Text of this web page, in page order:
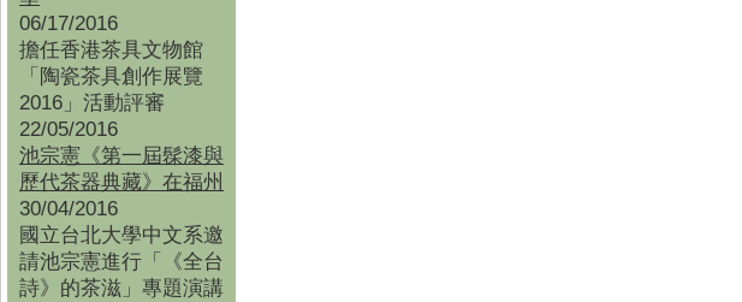
06/17/2016
擔任香港茶具文物館
「陶瓷茶具創作展覽
2016」活動評審
22/05/2016
池宗憲《第一屆髹漆與
歷代茶器典藏》在福州
30/04/2016
國立台北大學中文系邀
請池宗憲進行「《全台
詩》的茶滋」專題演講